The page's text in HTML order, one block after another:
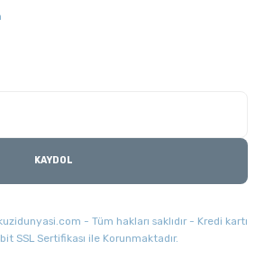
KAYDOL
- Tüm hakları saklıdır - Kredi kartı
SSL Sertifikası ile Korunmaktadır.